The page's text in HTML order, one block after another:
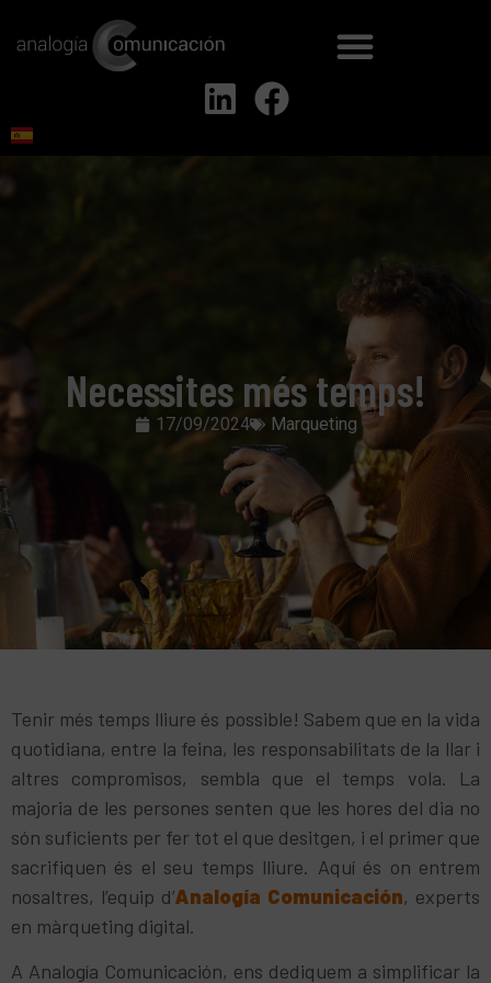
Necessites més temps!
17/09/2024 Marqueting
Tenir més temps lliure és possible! Sabem que en la vida
quotidiana, entre la feina, les responsabilitats de la llar i
altres compromisos, sembla que el temps vola. La
majoria de les persones senten que les hores del dia no
són suficients per fer tot el que desitgen, i el primer que
sacrifiquen és el seu temps lliure. Aquí és on entrem
nosaltres, l’equip d’Analogía Comunicación, experts
en màrqueting digital.
A Analogía Comunicación, ens dediquem a simplificar la